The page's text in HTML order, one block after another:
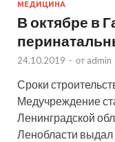
МЕДИЦИНА
В октябре в
24.10.2019 - от admin
Сроки
Медучреждение
Ленинградской
Ленобласти выдал